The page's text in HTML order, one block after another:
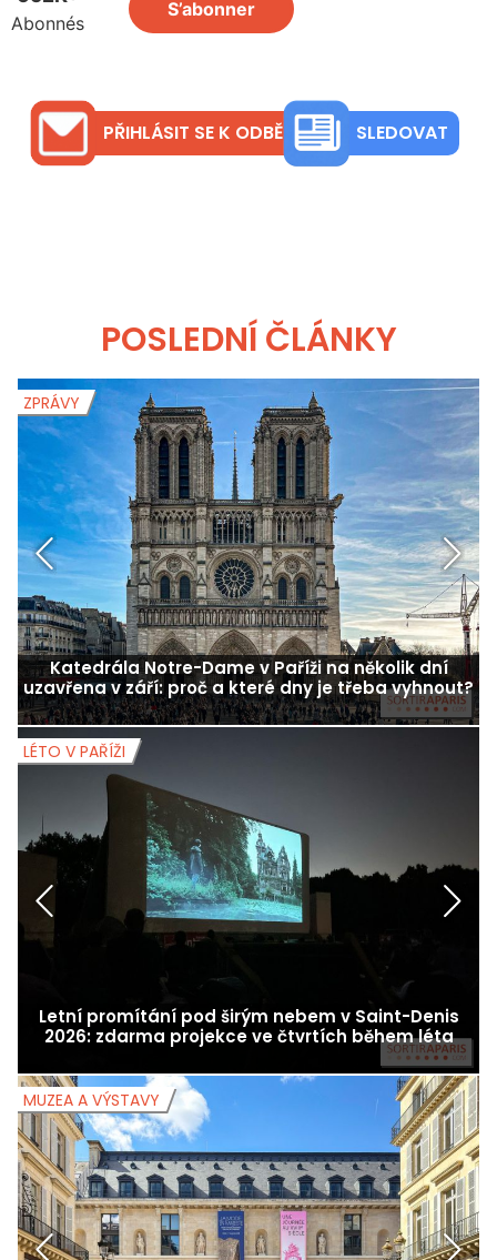
PŘIHLÁSIT SE K ODBĚRU SLEDOVAT
POSLEDNÍ ČLÁNKY
Katedrála Notre-Dame v Paříži na několik dní
uzavřena v září: proč a které dny je třeba vyhnout?
ZPRÁVY
Letní promítání pod širým nebem v Saint-Denis
2026: zdarma projekce ve čtvrtích během léta
LÉTO V PAŘÍŽI
MUZEA A VÝSTAVY